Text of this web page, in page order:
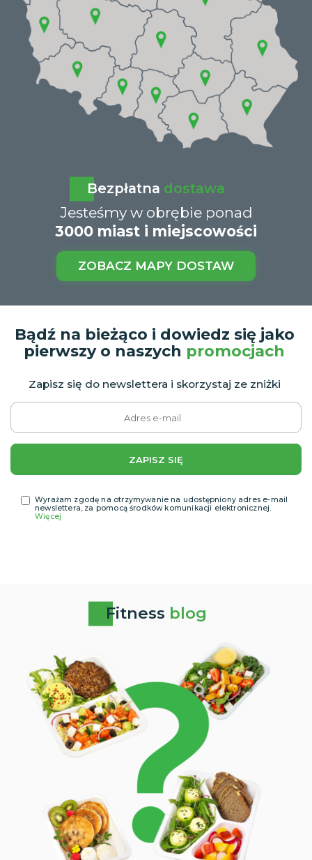
Bezpłatna dostawa
Jesteśmy w obrębie ponad
3000 miast i miejscowości
ZOBACZ MAPY DOSTAW
Bądź na bieżąco i dowiedz się jako
pierwszy o naszych promocjach
Zapisz się do newslettera i skorzystaj ze zniżki
ZAPISZ SIĘ
Wyrażam zgodę na otrzymywanie na udostępniony adres e-mail
newslettera, za pomocą środków komunikacji elektronicznej.
Więcej
Fitness blog